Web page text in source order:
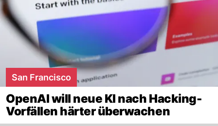
San Francisco
OpenAI will neue KI nach Hacking-
Vorfällen härter überwachen